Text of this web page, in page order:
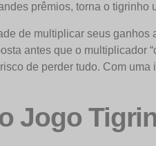
prêmios, torna o
de multiplicar seus ganhos
antes que o multiplicador
de perder tudo. Com
Jogo